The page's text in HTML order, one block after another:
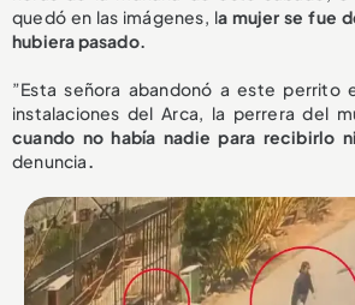
quedó en las imágenes, la mujer se fue
hubiera pasado.
”Esta señora abandonó a este perrito
instalaciones del Arca, la perrera del
cuando no había nadie para recibirlo
denuncia.